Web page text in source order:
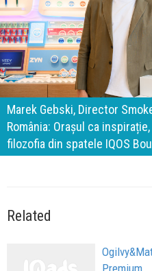
140 de ani de Mercedes-
important „test al
cu aceeași responsabilitate
calitate
Related
Premium